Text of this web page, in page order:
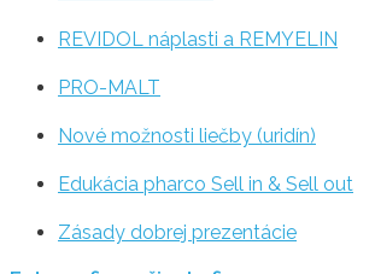
REVIDOL náplasti a REMYELIN
PRO-MALT
Nové možnosti liečby (uridín)
Edukácia pharco Sell in & Sell out
Zásady dobrej prezentácie